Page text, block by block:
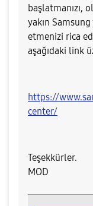
başlatmanızı,
yakın
etmenizi rica
aşağıdaki link
https://
center/
Teşekkürler.
MOD